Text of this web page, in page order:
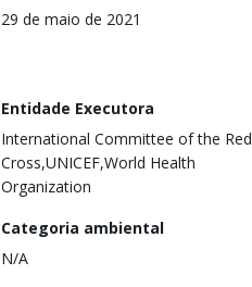
29 de maio de 2021
Entidade Executora
International Committee of the Red
Cross,UNICEF,World Health
Organization
Categoria ambiental
N/A